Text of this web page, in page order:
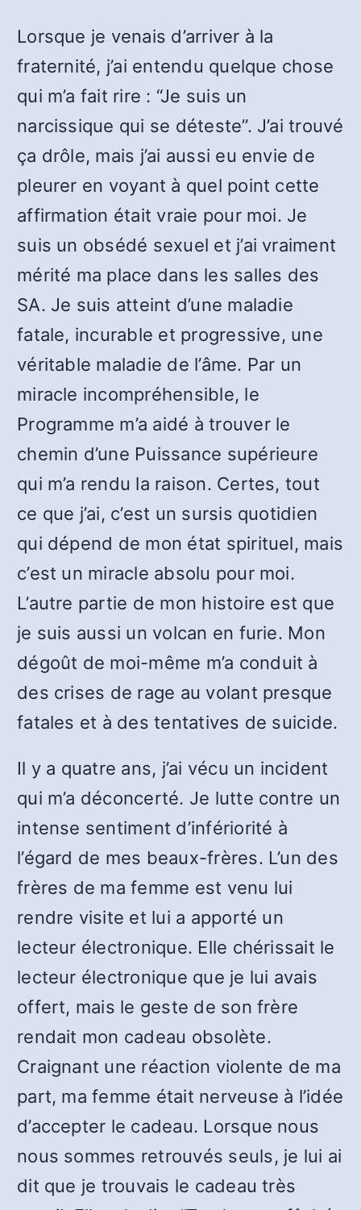
Lorsque je venais d’arriver à la
fraternité, j’ai entendu quelque chose
qui m’a fait rire : “Je suis un
narcissique qui se déteste”. J’ai trouvé
ça drôle, mais j’ai aussi eu envie de
pleurer en voyant à quel point cette
affirmation était vraie pour moi. Je
suis un obsédé sexuel et j’ai vraiment
mérité ma place dans les salles des
SA. Je suis atteint d’une maladie
fatale, incurable et progressive, une
véritable maladie de l’âme. Par un
miracle incompréhensible, le
Programme m’a aidé à trouver le
chemin d’une Puissance supérieure
qui m’a rendu la raison. Certes, tout
ce que j’ai, c’est un sursis quotidien
qui dépend de mon état spirituel, mais
c’est un miracle absolu pour moi.
L’autre partie de mon histoire est que
je suis aussi un volcan en furie. Mon
dégoût de moi-même m’a conduit à
des crises de rage au volant presque
fatales et à des tentatives de suicide.
Il y a quatre ans, j’ai vécu un incident
qui m’a déconcerté. Je lutte contre un
intense sentiment d’infériorité à
l’égard de mes beaux-frères. L’un des
frères de ma femme est venu lui
rendre visite et lui a apporté un
lecteur électronique. Elle chérissait le
lecteur électronique que je lui avais
offert, mais le geste de son frère
rendait mon cadeau obsolète.
Craignant une réaction violente de ma
part, ma femme était nerveuse à l’idée
d’accepter le cadeau. Lorsque nous
nous sommes retrouvés seuls, je lui ai
dit que je trouvais le cadeau très